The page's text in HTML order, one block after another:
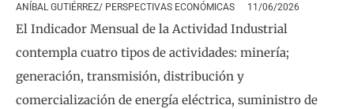
ANÍBAL GUTIÉRREZ/ PERSPECTIVAS ECONÓMICAS 11/06/2026
El Indicador Mensual de la Actividad Industrial
contempla cuatro tipos de actividades: minería;
generación, transmisión, distribución y
comercialización de energía eléctrica, suministro de